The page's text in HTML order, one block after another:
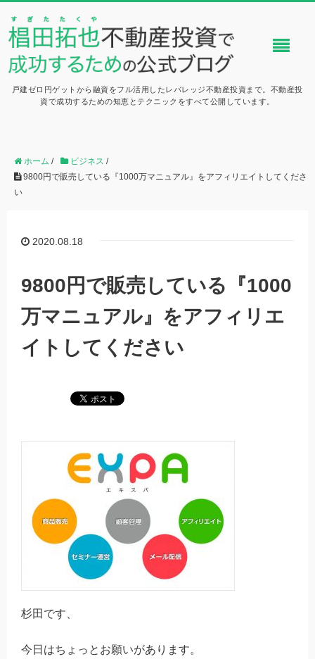
戸建ゼロ円ゲットから融資をフル活用したレバレッジ不動産投資まで。不動産投
資で成功するための知恵とテクニックをすべて公開しています。
ホーム / ビジネス /
9800円で販売している『1000万マニュアル』をアフィリエイトしてくださ
い
2020.08.18
9800円で販売している『1000
万マニュアル』をアフィリエ
イトしてください
杉田です、
今日はちょっとお願いがあります。